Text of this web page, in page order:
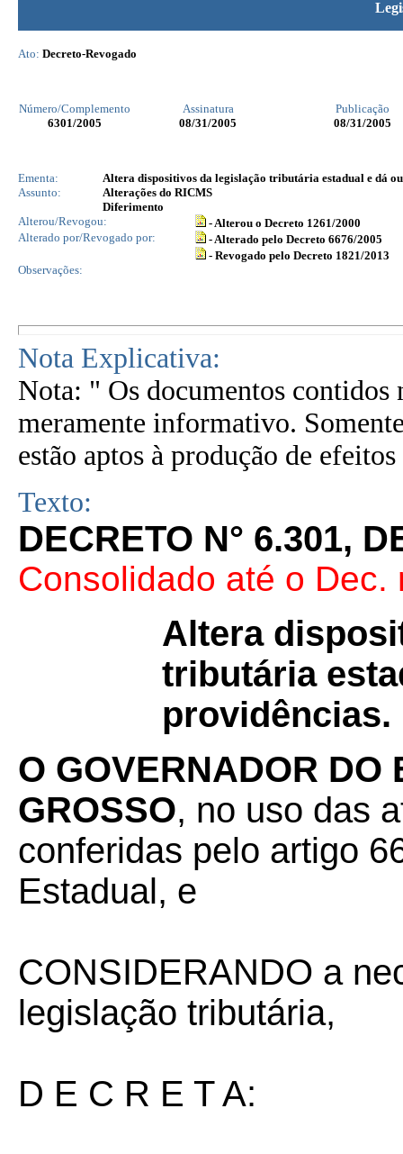
Ato: Decreto-Revogado
Número/Complemento Assinatura
Publicação
6301/2005 08/31/2005 08/31/2005
Ementa:
Altera dispositivos da legislação tributária estadual e dá
Assunto:
Alterações do RICMS
Diferimento
Alterou/Revogou:
- Alterou o Decreto 1261/2000
Alterado por/Revogado por:
- Alterado pelo Decreto 6676/2005
- Revogado pelo Decreto 1821/2013
Observações:
Nota Explicativa:
Nota: " Os documentos contidos
meramente informativo.
estão aptos à produção de
Texto:
DECRETO N° 6.301,
Consolidado até o Dec.
Altera
tributária
providências.
O GOVERNADOR DO
GROSSO, no uso das
conferidas pelo artigo
Estadual, e
CONSIDERANDO a
legislação tributária,
D E C R E T A: